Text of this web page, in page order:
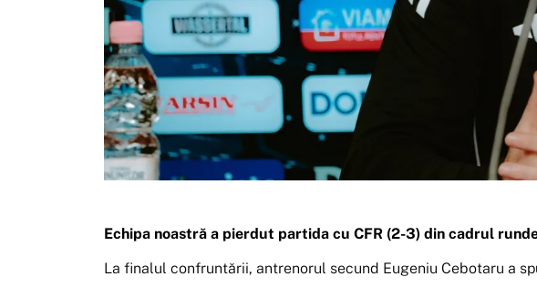
Echipa noastră a pierdut partida cu CFR (2-3) din cadrul
La finalul confruntării, antrenorul secund Eugeniu Cebotaru a